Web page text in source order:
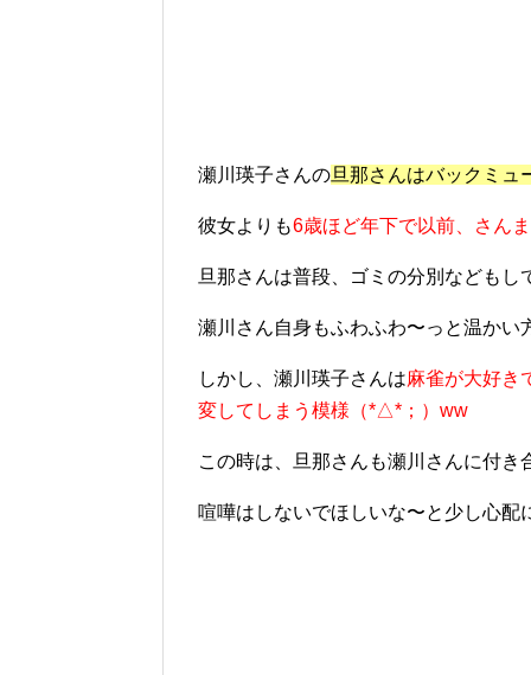
瀬川瑛子さんの旦那さんはバックミュ
彼女よりも6歳ほど年下で以前、さん
旦那さんは普段、 ゴミの分別などもし
瀬川さん自身もふわふわ〜っと温かい
しかし、瀬川瑛子さんは麻雀が大好き
変してしまう模様（*△*；）ww
この時は、旦那さんも瀬川さんに付
喧嘩はしないでほしいな〜と少し心配